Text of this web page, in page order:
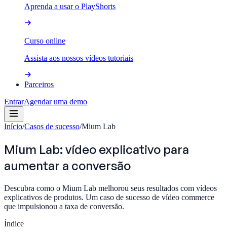
Aprenda a usar o PlayShorts
Curso online
Assista aos nossos vídeos tutoriais
Parceiros
EntrarAgendar uma demo
Início/Casos de sucesso/Mium Lab
Mium Lab: vídeo explicativo para
aumentar a conversão
Descubra como o Mium Lab melhorou seus resultados com vídeos
explicativos de produtos. Um caso de sucesso de vídeo commerce
que impulsionou a taxa de conversão.
Índice